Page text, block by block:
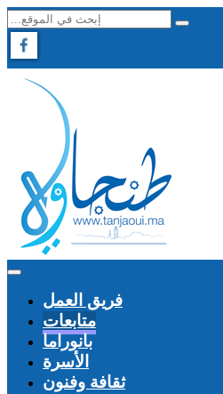
فريق العمل
متابعات
بانوراما
الأسرة
ثقافة وفنون